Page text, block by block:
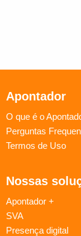
Apontador
O que é o
Perguntas
Termos de Uso
Nossas
Apontador +
SVA
Presença digital